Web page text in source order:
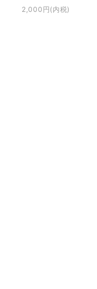
2,000円(内税)